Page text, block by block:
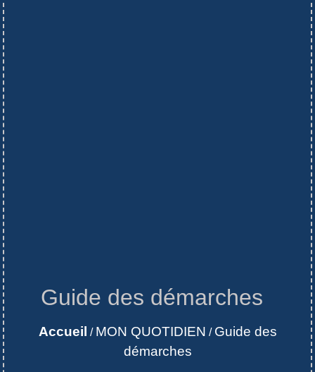
Guide des démarches
Accueil / MON QUOTIDIEN / Guide des
démarches